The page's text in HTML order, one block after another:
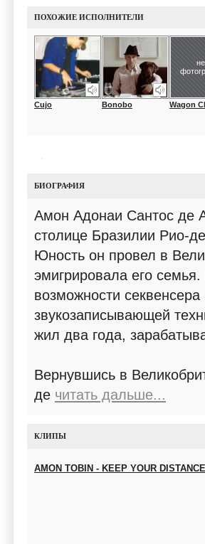
ПОХОЖИЕ ИСПОЛНИТЕЛИ
Cujo Bonobo Wagon
БИОГРАФИЯ
Амон Адонаи Сантос де
столице Бразилии Рио-
Юность он провел в
эмигрировала его
возможности
звукозаписывающей
жил два года,
Вернувшись в
де читать дальше...
КЛИПЫ
AMON TOBIN - KEEP YOUR DISTANCE